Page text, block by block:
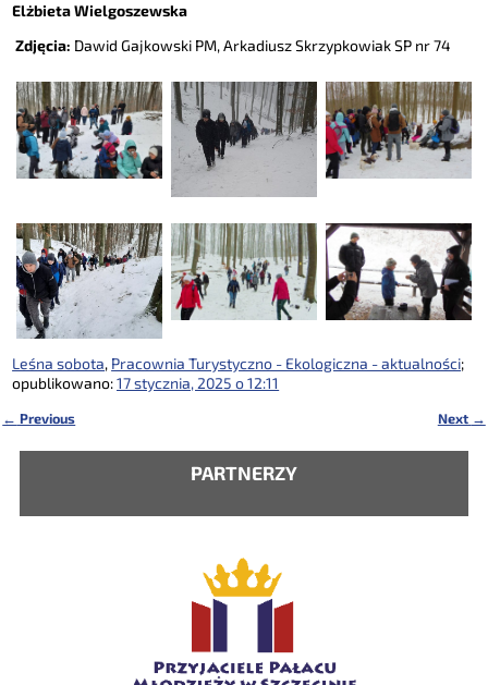
Elżbieta Wielgoszewska
Zdjęcia: Dawid Gajkowski PM, Arkadiusz Skrzypkowiak SP nr 74
Leśna sobota, Pracownia Turystyczno - Ekologiczna - aktualności;
opublikowano:17 stycznia, 2025 o 12:11
← Previous Next →
PARTNERZY